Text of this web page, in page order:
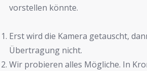
vorstellen könnte.
Erst wird die Kamera getauscht,
Übertragung nicht.
Wir probieren alles Mögliche. In